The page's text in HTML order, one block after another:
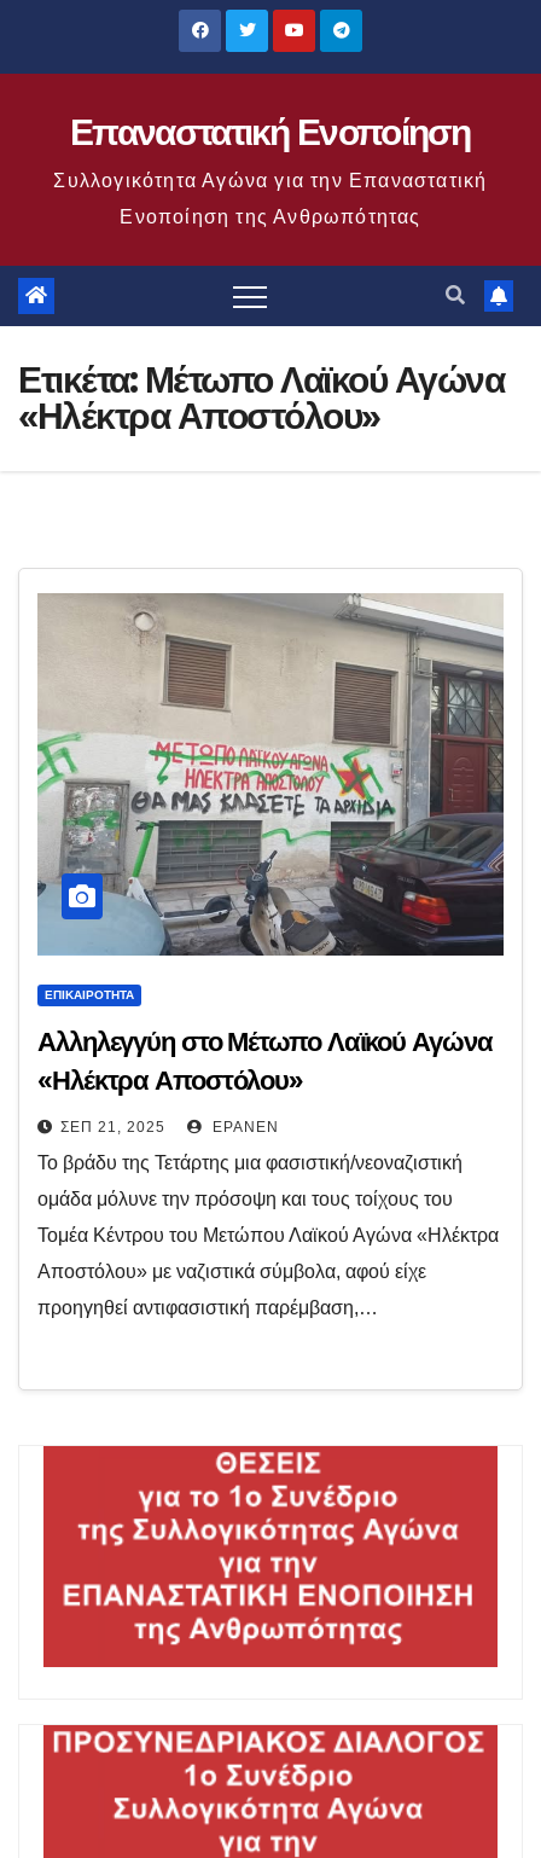
Επαναστατική Ενοποίηση
Συλλογικότητα Αγώνα για την Επαναστατική
Ενοποίηση της Ανθρωπότητας
Ετικέτα: Μέτωπο Λαϊκού Αγώνα
«Ηλέκτρα Αποστόλου»
ΕΠΙΚΑΙΡΌΤΗΤΑ
Αλληλεγγύη στο Μέτωπο Λαϊκού Αγώνα
«Ηλέκτρα Αποστόλου»
ΣΕΠ 21, 2025 EPANEN
Το βράδυ της Τετάρτης μια φασιστική/νεοναζιστική
ομάδα μόλυνε την πρόσοψη και τους τοίχους του
Τομέα Κέντρου του Μετώπου Λαϊκού Αγώνα «Ηλέκτρα
Αποστόλου» με ναζιστικά σύμβολα, αφού είχε
προηγηθεί αντιφασιστική παρέμβαση,…